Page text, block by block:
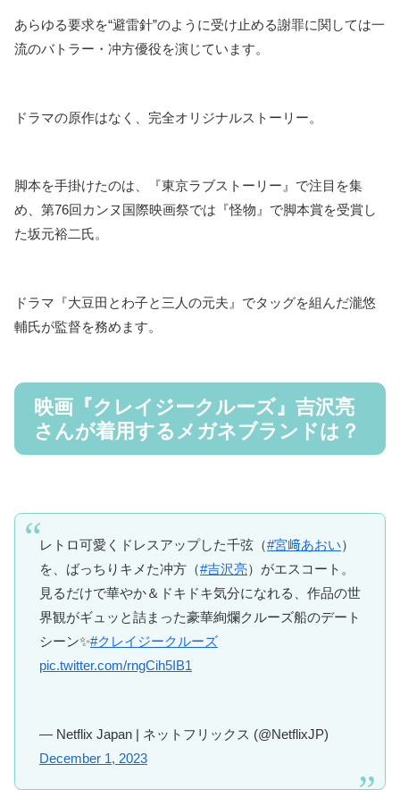
あらゆる要求を“避雷針”のように受け止める謝罪に関しては一
流のバトラー・冲方優役を演じています。
ドラマの原作はなく、完全オリジナルストーリー。
脚本を手掛けたのは、『東京ラブストーリー』で注目を集
め、第76回カンヌ国際映画祭では『怪物』で脚本賞を受賞し
た坂元裕二氏。
ドラマ『大豆田とわ子と三人の元夫』でタッグを組んだ瀧悠
輔氏が監督を務めます。
映画『クレイジークルーズ』吉沢亮
さんが着用するメガネブランドは？
レトロ可愛くドレスアップした千弦（#宮﨑あおい）
を、ばっちりキメた冲方（#吉沢亮）がエスコート。
見るだけで華やか＆ドキドキ気分になれる、作品の世
界観がギュッと詰まった豪華絢爛クルーズ船のデート
シーン✨#クレイジークルーズ
pic.twitter.com/rngCih5IB1
— Netflix Japan | ネットフリックス (@NetflixJP)
December 1, 2023